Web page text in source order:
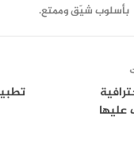
بأسلوب شيّق وممتع.